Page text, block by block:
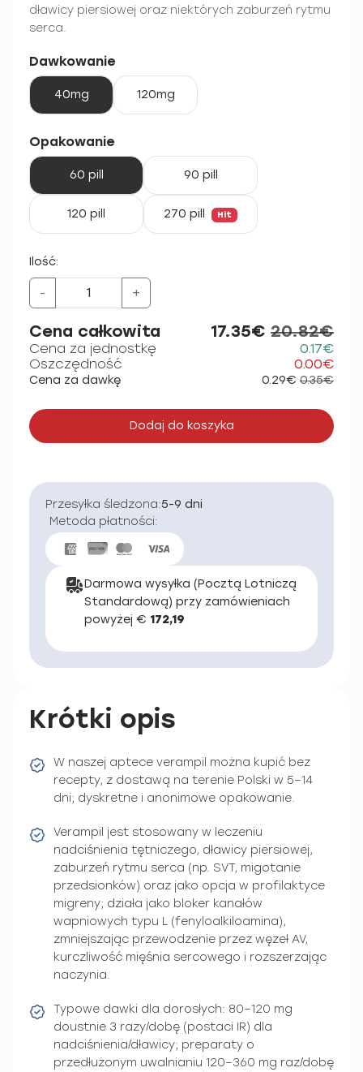
dławicy piersiowej oraz niektórych zaburzeń rytmu
serca.
Dawkowanie
40mg 120mg
Opakowanie
60 pill 90 pill
120 pill 270 pill Hit
Ilość:
- +
Cena całkowita 17.35€ 20.82€
Cena za jednostkę
0.17€
Oszczędność
0.00€
Cena za dawkę 0.29€ 0.35€
Dodaj do koszyka
Przesyłka śledzona:5-9 dni
Metoda płatności:
Darmowa wysyłka (Pocztą Lotniczą
Standardową) przy zamówieniach
powyżej € 172,19
Krótki opis
W naszej aptece verampil można kupić bez
recepty, z dostawą na terenie Polski w 5–14
dni; dyskretne i anonimowe opakowanie.
Verampil jest stosowany w leczeniu
nadciśnienia tętniczego, dławicy piersiowej,
zaburzeń rytmu serca (np. SVT, migotanie
przedsionków) oraz jako opcja w profilaktyce
migreny; działa jako bloker kanałów
wapniowych typu L (fenyloalkiloamina),
zmniejszając przewodzenie przez węzeł AV,
kurczliwość mięśnia sercowego i rozszerzając
naczynia.
Typowe dawki dla dorosłych: 80–120 mg
doustnie 3 razy/dobę (postaci IR) dla
nadciśnienia/dławicy; preparaty o
przedłużonym uwalnianiu 120–360 mg raz/dobę